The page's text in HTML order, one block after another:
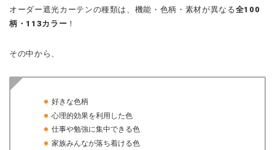
オーダー遮光カーテンの種類は、機能・色柄・素材が異なる全100
柄・113カラー ！
その中から、
好きな色柄
心理的効果を利用した色
仕事や勉強に集中できる色
家族みんなが落ち着ける色